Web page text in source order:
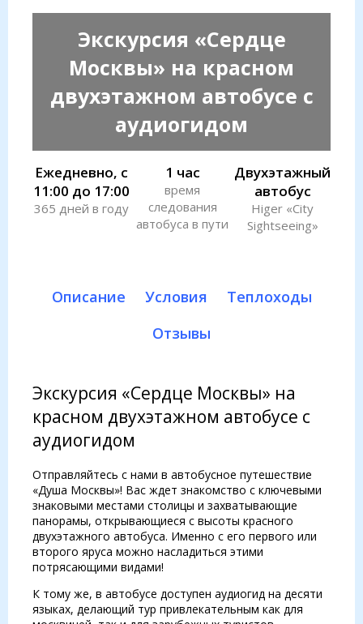
Экскурсия «Сердце
Москвы» на красном
двухэтажном автобусе с
аудиогидом
Ежедневно, с
11:00 до 17:00
365 дней в году
1 час
время
следования
автобуса в пути
Двухэтажный
автобус
Higer «City
Sightseeing»
Описание Условия
Теплоходы
Отзывы
Экскурсия «Сердце Москвы» на
красном двухэтажном автобусе с
аудиогидом
Отправляйтесь с нами в автобусное путешествие
«Душа Москвы»! Вас ждет знакомство с ключевыми
знаковыми местами столицы и захватывающие
панорамы, открывающиеся с высоты красного
двухэтажного автобуса. Именно с его первого или
второго яруса можно насладиться этими
потрясающими видами!
К тому же, в автобусе доступен аудиогид на десяти
языках, делающий тур привлекательным как для